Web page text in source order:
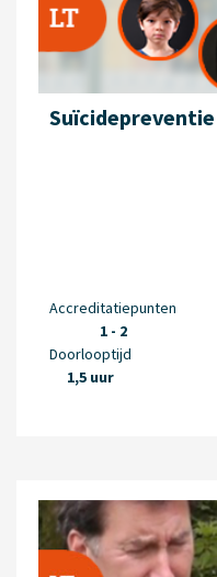
Accreditatiepunten
1 - 2
Doorlooptijd
1,5 uur